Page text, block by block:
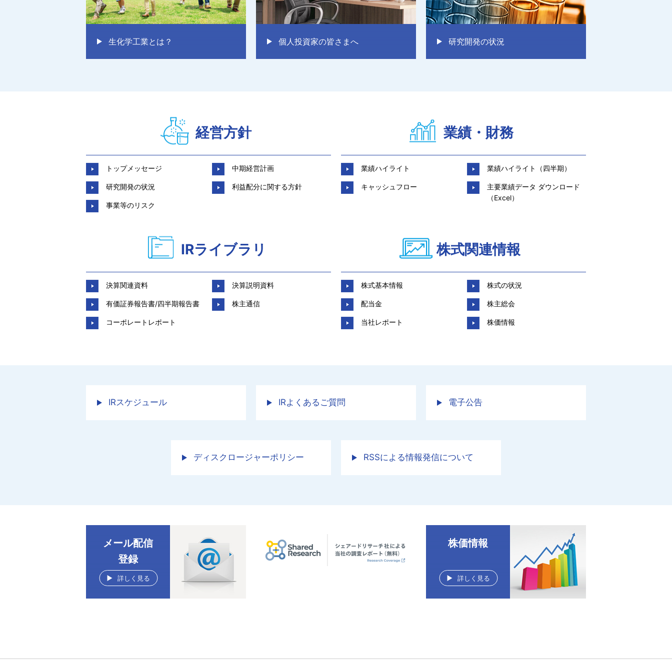
生化学工業とは？ 個人投資家の皆さまへ 研究開発の状況
経営方針
トップメッセージ 中期経営計画
研究開発の状況 利益配分に関する方針
事業等のリスク
業績・財務
業績ハイライト 業績ハイライト（四半期）
キャッシュフロー
主要業績データ ダウンロード
（Excel）
IRライブラリ
決算関連資料 決算説明資料
有価証券報告書/四半期報告書 株主通信
コーポレートレポート
株式関連情報
株式基本情報 株式の状況
配当金 株主総会
当社レポート 株価情報
IRスケジュール IRよくあるご質問 電子公告
ディスクロージャーポリシー RSSによる情報発信について
メール配信
登録
詳しく見る
株価情報
詳しく見る